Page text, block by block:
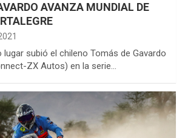
AVANZA MUNDIAL DE
subió el chileno Tomás de Gavardo
ZX Autos) en la serie…